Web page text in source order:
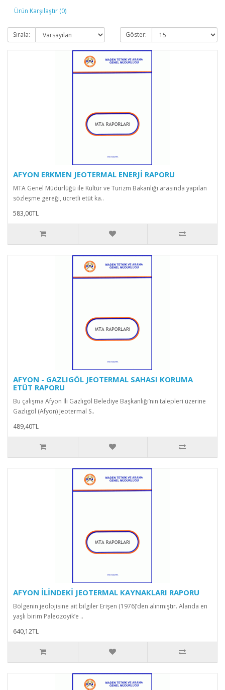
Ürün Karşılaştır (0)
Sırala: Göster:
AFYON ERKMEN JEOTERMAL ENERJİ RAPORU
MTA Genel Müdürlüğü ile Kültür ve Turizm Bakanlığı arasında yapılan
sözleşme gereği, ücretli etüt ka..
583,00TL
AFYON - GAZLIGÖL JEOTERMAL SAHASI KORUMA
ETÜT RAPORU
Bu çalışma Afyon İli Gazlıgöl Belediye Başkanlığı’nın talepleri üzerine
Gazlıgöl (Afyon) Jeotermal S..
489,40TL
AFYON İLİNDEKİ JEOTERMAL KAYNAKLARI RAPORU
Bölgenin jeolojisine ait bilgiler Erişen (1976)’den alınmıştır. Alanda en
yaşlı birim Paleozoyik’e ..
640,12TL